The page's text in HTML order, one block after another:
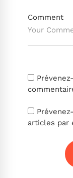
Comment
articles par